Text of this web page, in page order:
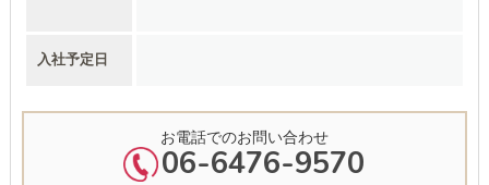
入社予定日
お電話でのお問い合わせ
06-6476-9570